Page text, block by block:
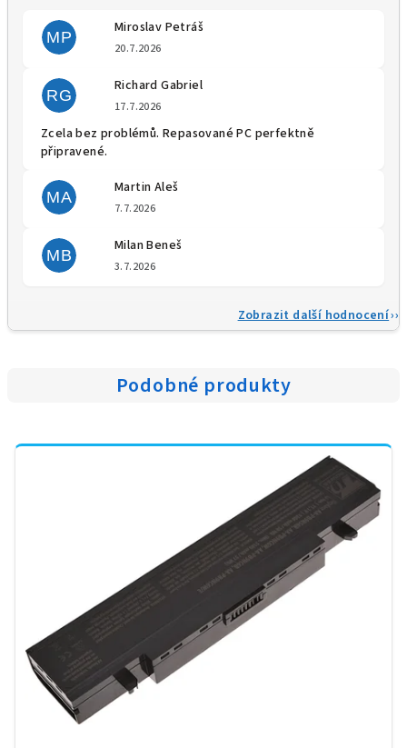
MP
Miroslav Petráš
20.7.2026
RG
Richard Gabriel
17.7.2026
Zcela bez problémů. Repasované PC perfektně
připravené.
MA
Martin Aleš
7.7.2026
MB
Milan Beneš
3.7.2026
Zobrazit další hodnocení
Podobné produkty